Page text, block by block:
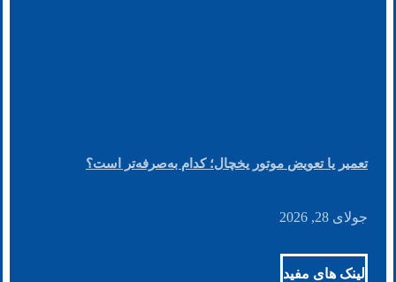
تعمیر یا تعویض موتور یخچال؛ کدام به‌صرفه‌تر است؟
جولای 28, 2026
لینک های مفید